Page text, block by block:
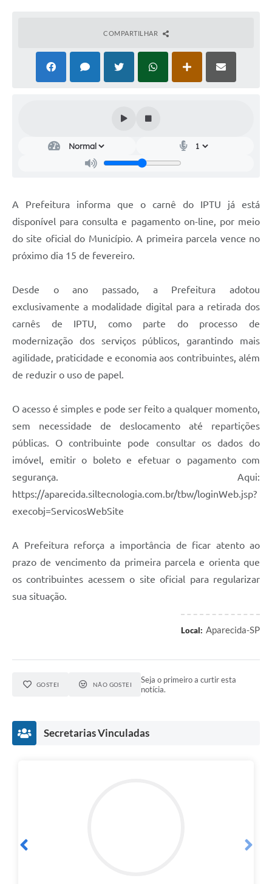
Participe mais
Telefones Úteis
Diário Oficial
Notícias
Contato
COMPARTILHAR
A Prefeitura informa que o carnê do IPTU já está
disponível para consulta e pagamento on-line, por meio
do site oficial do Município. A primeira parcela vence no
próximo dia 15 de fevereiro.
Desde o ano passado, a Prefeitura adotou
exclusivamente a modalidade digital para a retirada dos
carnês de IPTU, como parte do processo de
modernização dos serviços públicos, garantindo mais
agilidade, praticidade e economia aos contribuintes, além
de reduzir o uso de papel.
O acesso é simples e pode ser feito a qualquer momento,
sem necessidade de deslocamento até repartições
públicas. O contribuinte pode consultar os dados do
imóvel, emitir o boleto e efetuar o pagamento com
segurança. Aqui:
https://aparecida.siltecnologia.com.br/tbw/loginWeb.jsp?
execobj=ServicosWebSite
A Prefeitura reforça a importância de ficar atento ao
prazo de vencimento da primeira parcela e orienta que
os contribuintes acessem o site oficial para regularizar
sua situação.
Local: Aparecida-SP
GOSTEI NÃO GOSTEI
Seja o primeiro a curtir esta
notícia.
Secretarias Vinculadas